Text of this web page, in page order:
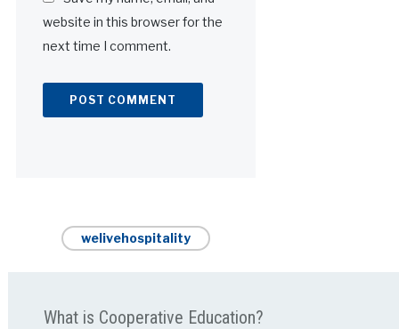
website in this browser for the
next time I comment.
welivehospitality
What is Cooperative Education?